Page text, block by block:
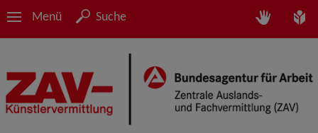
Menü Suche